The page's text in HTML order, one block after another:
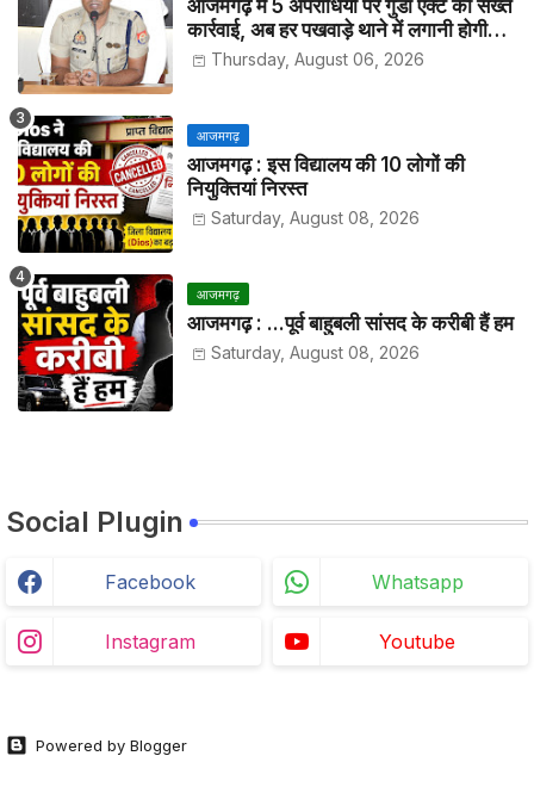
आजमगढ़ में 5 अपराधियों पर गुंडा एक्ट की सख्त
कार्रवाई, अब हर पखवाड़े थाने में लगानी होगी
हाजिरीThursday, August 06, 2026
आजमगढ़
आजमगढ़ : इस विद्यालय की 10 लोगों की
नियुक्तियां निरस्त
Saturday, August 08, 2026
आजमगढ़
आजमगढ़ : ...पूर्व बाहुबली सांसद के करीबी हैं हम
Saturday, August 08, 2026
Social Plugin
Facebook Whatsapp
Instagram Youtube
Powered by Blogger